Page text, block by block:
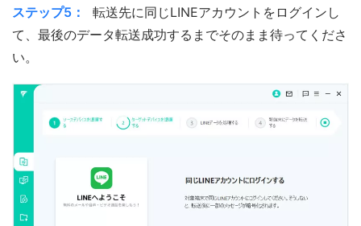
ステップ5：
転送先に同じLINEアカウントをログインし
て、最後のデータ転送成功するまでそのまま待ってくださ
い。